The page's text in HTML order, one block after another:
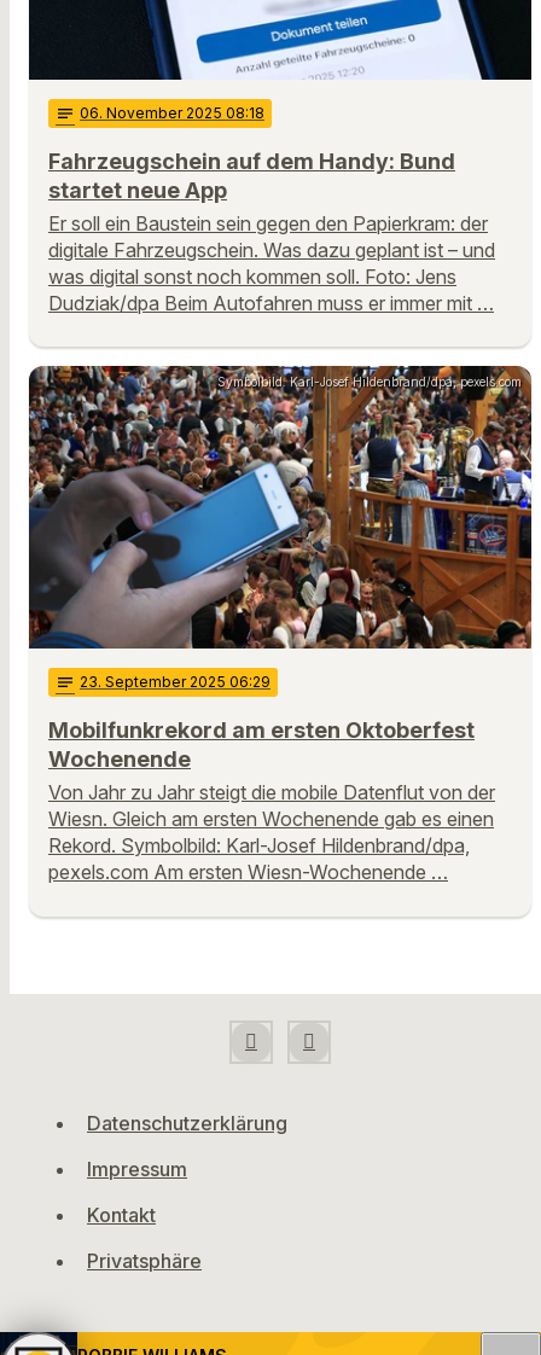
notes 06. November 2025 08:18
Fahrzeugschein auf dem Handy: Bund
startet neue App
Er soll ein Baustein sein gegen den Papierkram: der
digitale Fahrzeugschein. Was dazu geplant ist – und
was digital sonst noch kommen soll. Foto: Jens
Dudziak/dpa Beim Autofahren muss er immer mit …
Symbolbild: Karl-Josef Hildenbrand/dpa, pexels.com
notes 23. September 2025 06:29
Mobilfunkrekord am ersten Oktoberfest
Wochenende
Von Jahr zu Jahr steigt die mobile Datenflut von der
Wiesn. Gleich am ersten Wochenende gab es einen
Rekord. Symbolbild: Karl-Josef Hildenbrand/dpa,
pexels.com Am ersten Wiesn-Wochenende …
Datenschutzerklärung
Impressum
Kontakt
Privatsphäre